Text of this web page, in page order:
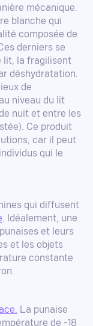
mécanique.
blanche qui
composée de
derniers se
lit, la fragilisent
déshydratation.
de
niveau du lit
nuit et entre les
Ce produit
car il peut
qui le
qui diffusent
. Idéalement, une
et leurs
et les objets
constante
La punaise
de -18